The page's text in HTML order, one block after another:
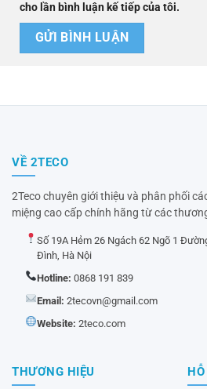
cho lần bình luận kế tiếp của tôi.
VỀ 2TECO
2Teco chuyên giới thiệu và phân phối
miệng cao cấp chính hãng từ các
Số 19A Hẻm 26 Ngách 62 Ngõ 1
Đình, Hà Nội
Hotline: 0868 191 839
Email: 2tecovn@gmail.com
Website: 2teco.com
THƯƠNG HIỆU